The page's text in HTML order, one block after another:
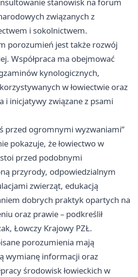
związanych z
i sokolnictwem.
porozumień jest także rozwój
Współpraca ma obejmować
kynologicznych,
w łowiectwie oraz
i inicjatywy związane z psami
przed ogromnymi wyzwaniami”
pokazuje, że łowiectwo w
przed podobnymi
przyrody, odpowiedzialnym
zwierząt, edukacją
dobrych praktyk opartych na
oraz prawie – podkreślił
Łowczy Krajowy PZŁ.
porozumienia mają
wymianę informacji oraz
środowisk łowieckich w